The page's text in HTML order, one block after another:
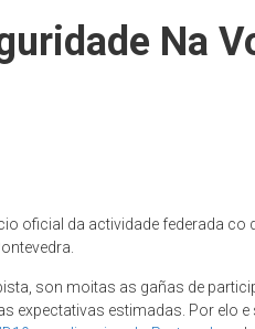
Na
oficial da actividade federada co
son moitas as gañas de
expectativas estimadas. Por elo